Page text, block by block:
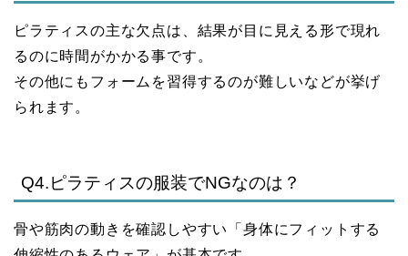
ピラティスの主な欠点は、結果が目に見える形で現れ
るのに時間がかかる事です。
その他にもフォームを習得するのが難しいなどが挙げ
られます。
Q4.ピラティスの服装でNGなのは？
骨や筋肉の動きを確認しやすい「身体にフィットする